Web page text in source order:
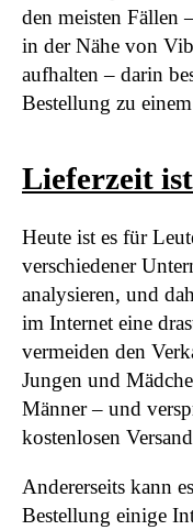
den meisten Fällen
in der Nähe von
aufhalten – darin
Bestellung zu
Lieferzeit
Heute ist es für
verschiedener
analysieren, und
im Internet eine
vermeiden den
Jungen und
Männer – und
kostenlosen
Andererseits kann
Bestellung einige